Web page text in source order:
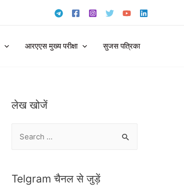
आरएएस मुख्य परीक्षा सुजस पत्रिका
लेख खोजें
rTelgram चैनल से जुड़ें